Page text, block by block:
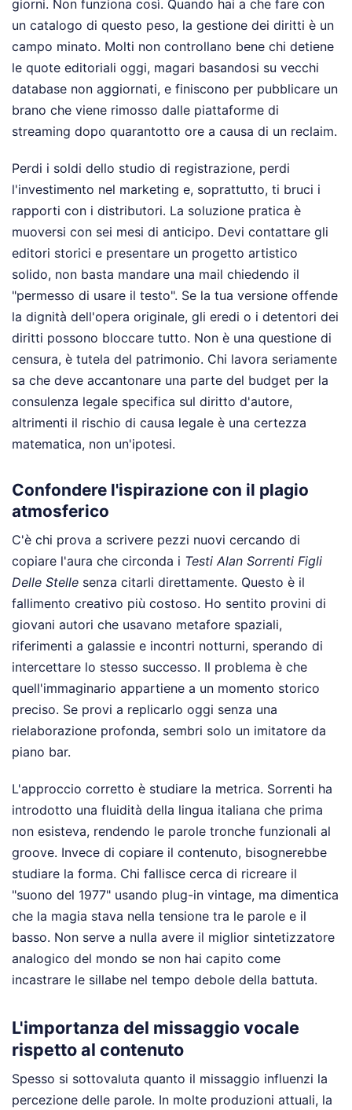
giorni. Non funziona così. Quando hai a che fare con
un catalogo di questo peso, la gestione dei diritti è un
campo minato. Molti non controllano bene chi detiene
le quote editoriali oggi, magari basandosi su vecchi
database non aggiornati, e finiscono per pubblicare un
brano che viene rimosso dalle piattaforme di
streaming dopo quarantotto ore a causa di un reclaim.
Perdi i soldi dello studio di registrazione, perdi
l'investimento nel marketing e, soprattutto, ti bruci i
rapporti con i distributori. La soluzione pratica è
muoversi con sei mesi di anticipo. Devi contattare gli
editori storici e presentare un progetto artistico
solido, non basta mandare una mail chiedendo il
"permesso di usare il testo". Se la tua versione offende
la dignità dell'opera originale, gli eredi o i detentori dei
diritti possono bloccare tutto. Non è una questione di
censura, è tutela del patrimonio. Chi lavora seriamente
sa che deve accantonare una parte del budget per la
consulenza legale specifica sul diritto d'autore,
altrimenti il rischio di causa legale è una certezza
matematica, non un'ipotesi.
Confondere l'ispirazione con il plagio
atmosferico
C'è chi prova a scrivere pezzi nuovi cercando di
copiare l'aura che circonda i Testi Alan Sorrenti Figli
Delle Stelle senza citarli direttamente. Questo è il
fallimento creativo più costoso. Ho sentito provini di
giovani autori che usavano metafore spaziali,
riferimenti a galassie e incontri notturni, sperando di
intercettare lo stesso successo. Il problema è che
quell'immaginario appartiene a un momento storico
preciso. Se provi a replicarlo oggi senza una
rielaborazione profonda, sembri solo un imitatore da
piano bar.
L'approccio corretto è studiare la metrica. Sorrenti ha
introdotto una fluidità della lingua italiana che prima
non esisteva, rendendo le parole tronche funzionali al
groove. Invece di copiare il contenuto, bisognerebbe
studiare la forma. Chi fallisce cerca di ricreare il
"suono del 1977" usando plug-in vintage, ma dimentica
che la magia stava nella tensione tra le parole e il
basso. Non serve a nulla avere il miglior sintetizzatore
analogico del mondo se non hai capito come
incastrare le sillabe nel tempo debole della battuta.
L'importanza del missaggio vocale
rispetto al contenuto
Spesso si sottovaluta quanto il missaggio influenzi la
percezione delle parole. In molte produzioni attuali, la